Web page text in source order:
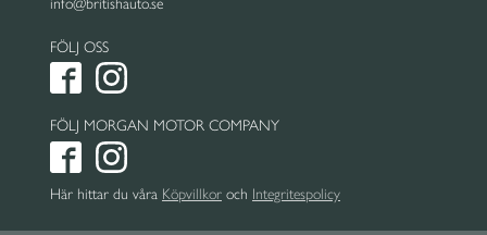
info@britishauto.se
FÖLJ OSS
FÖLJ MORGAN MOTOR COMPANY
Här hittar du våra Köpvillkor och Integritespolicy